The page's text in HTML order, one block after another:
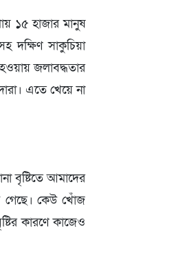
১৫ হাজার মানুষ
দক্ষিণ সাকুচিয়া
জলাবদ্ধতার
এতে খেয়ে না
বৃষ্টিতে আমাদের
গেছে। কেউ খোঁজ
কারণে কাজেও